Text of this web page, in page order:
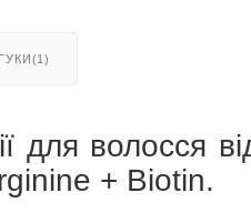
для волосся
+ Biotin.